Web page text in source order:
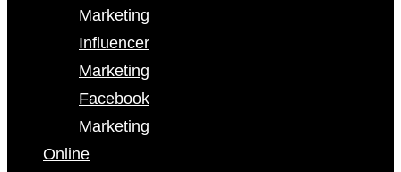
Marketing
Influencer
Marketing
Facebook
Marketing
Online